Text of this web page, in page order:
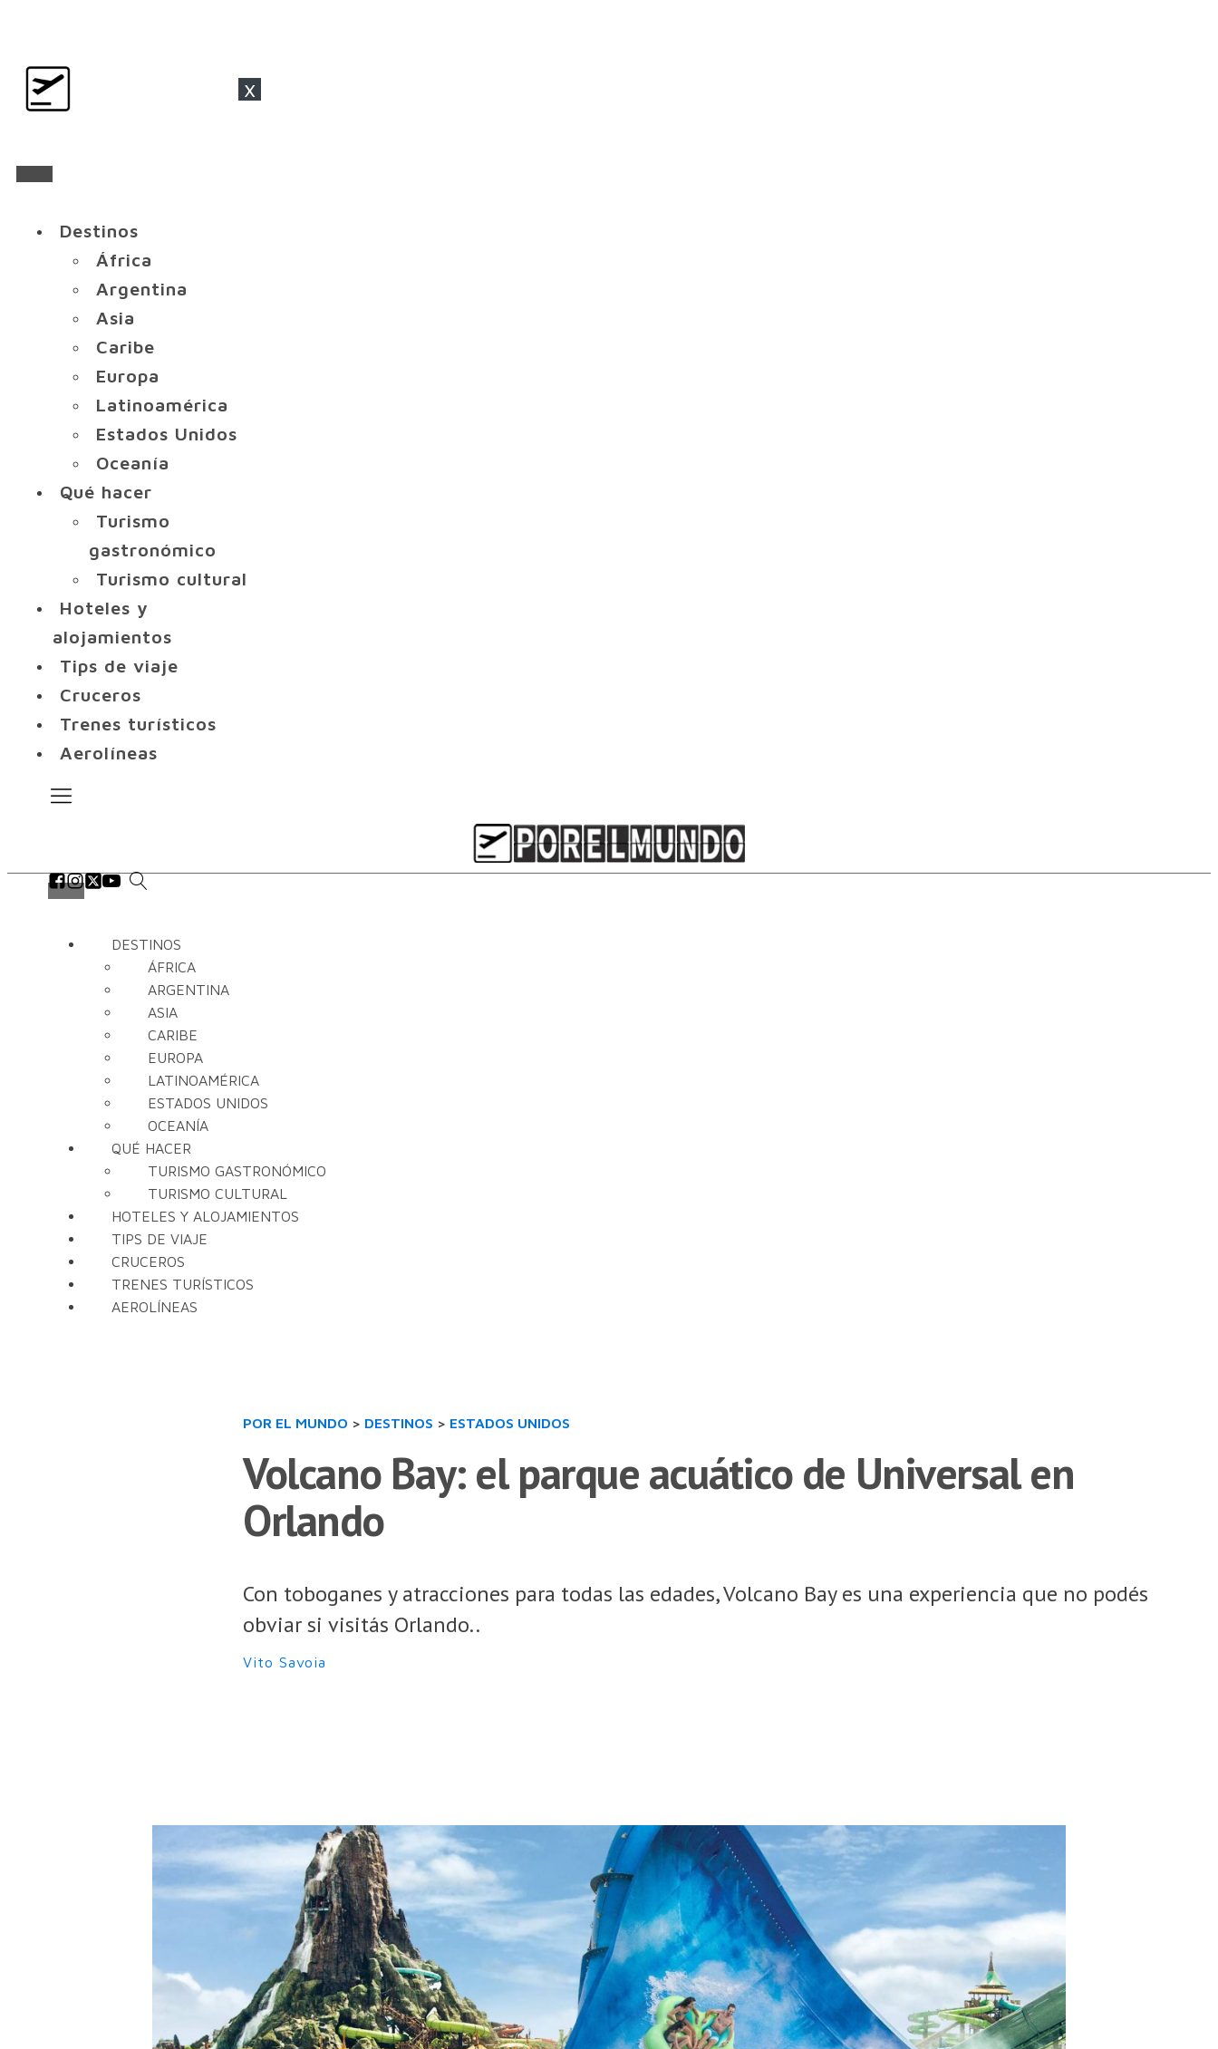
x
Destinos
África
Argentina
Asia
Caribe
Europa
Latinoamérica
Estados Unidos
Oceanía
Qué hacer
Turismo
gastronómico
Turismo cultural
Hoteles y
alojamientos
Tips de viaje
Cruceros
Trenes turísticos
Aerolíneas
DESTINOS
ÁFRICA
ARGENTINA
ASIA
CARIBE
EUROPA
LATINOAMÉRICA
ESTADOS UNIDOS
OCEANÍA
QUÉ HACER
TURISMO GASTRONÓMICO
TURISMO CULTURAL
HOTELES Y ALOJAMIENTOS
TIPS DE VIAJE
CRUCEROS
TRENES TURÍSTICOS
AEROLÍNEAS
POR EL MUNDO > DESTINOS > ESTADOS UNIDOS
Volcano Bay: el parque acuático de Universal en
Orlando
Con toboganes y atracciones para todas las edades, Volcano Bay es una experiencia que no podés
obviar si visitás Orlando..
Vito Savoia